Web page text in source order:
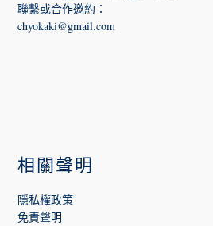
聯繫或合作邀約 ：
chyokaki@gmail.com
相關聲明
隱私權政策
免責聲明